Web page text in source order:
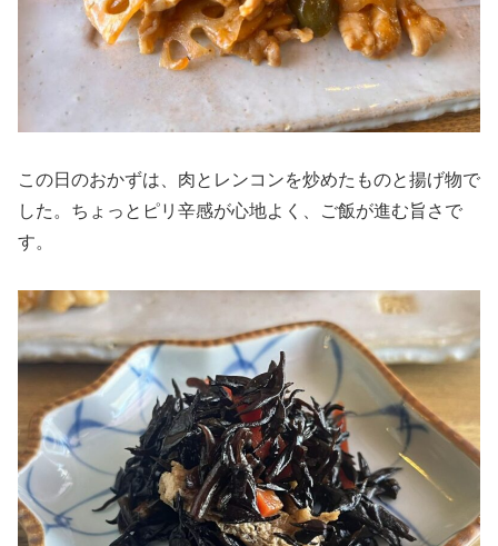
この日のおかずは、肉とレンコンを炒めたものと揚げ物で
した。ちょっとピリ辛感が心地よく、ご飯が進む旨さで
す。